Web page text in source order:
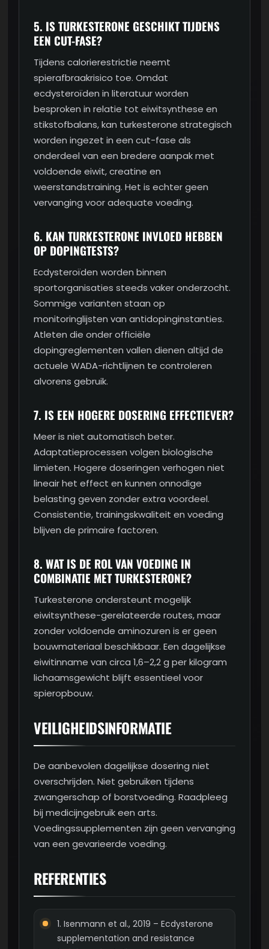
5. IS TURKESTERONE GESCHIKT TIJDENS
EEN CUT-FASE?
Tijdens calorierestrictie neemt
spierafbraakrisico toe. Omdat
ecdysteroïden in literatuur worden
besproken in relatie tot eiwitsynthese en
stikstofbalans, kan turkesterone strategisch
worden ingezet in een cut-fase als
onderdeel van een bredere aanpak met
voldoende eiwit, creatine en
weerstandstraining. Het is echter geen
vervanging voor adequate voeding.
6. KAN TURKESTERONE INVLOED HEBBEN
OP DOPINGTESTS?
Ecdysteroïden worden binnen
sportorganisaties steeds vaker onderzocht.
Sommige varianten staan op
monitoringlijsten van antidopinginstanties.
Atleten die onder officiële
dopingreglementen vallen dienen altijd de
actuele WADA-richtlijnen te controleren
alvorens gebruik.
7. IS EEN HOGERE DOSERING EFFECTIEVER?
Meer is niet automatisch beter.
Adaptatieprocessen volgen biologische
limieten. Hogere doseringen verhogen niet
lineair het effect en kunnen onnodige
belasting geven zonder extra voordeel.
Consistentie, trainingskwaliteit en voeding
blijven de primaire factoren.
8. WAT IS DE ROL VAN VOEDING IN
COMBINATIE MET TURKESTERONE?
Turkesterone ondersteunt mogelijk
eiwitsynthese-gerelateerde routes, maar
zonder voldoende aminozuren is er geen
bouwmateriaal beschikbaar. Een dagelijkse
eiwitinname van circa 1,6–2,2 g per kilogram
lichaamsgewicht blijft essentieel voor
spieropbouw.
VEILIGHEIDSINFORMATIE
De aanbevolen dagelijkse dosering niet
overschrijden. Niet gebruiken tijdens
zwangerschap of borstvoeding. Raadpleeg
bij medicijngebruik een arts.
Voedingssupplementen zijn geen vervanging
van een gevarieerde voeding.
REFERENTIES
Isenmann et al., 2019 – Ecdysterone
supplementation and resistance